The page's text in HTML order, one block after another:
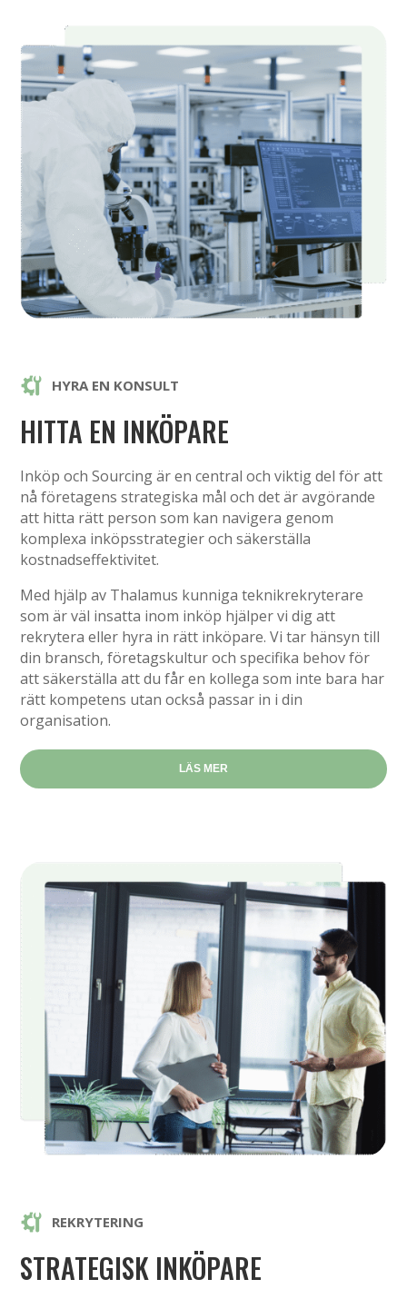
HYRA EN KONSULT
HITTA EN INKÖPARE
Inköp och Sourcing är en central och viktig del för att
nå företagens strategiska mål och det är avgörande
att hitta rätt person som kan navigera genom
komplexa inköpsstrategier och säkerställa
kostnadseffektivitet.
Med hjälp av Thalamus kunniga teknikrekryterare
som är väl insatta inom inköp hjälper vi dig att
rekrytera eller hyra in rätt inköpare. Vi tar hänsyn till
din bransch, företagskultur och specifika behov för
att säkerställa att du får en kollega som inte bara har
rätt kompetens utan också passar in i din
organisation.
LÄS MER
REKRYTERING
STRATEGISK INKÖPARE